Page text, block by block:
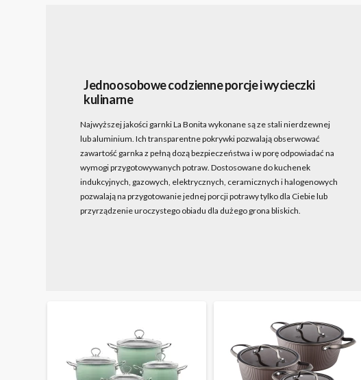
Jednoosobowe codzienne porcje i wycieczki
kulinarne
Najwyższej jakości garnki La Bonita wykonane są ze stali nierdzewnej
lub aluminium. Ich transparentne pokrywki pozwalają obserwować
zawartość garnka z pełną dozą bezpieczeństwa i w porę odpowiadać na
wymogi przygotowywanych potraw. Dostosowane do kuchenek
indukcyjnych, gazowych, elektrycznych, ceramicznych i halogenowych
pozwalają na przygotowanie jednej porcji potrawy tylko dla Ciebie lub
przyrządzenie uroczystego obiadu dla dużego grona bliskich.